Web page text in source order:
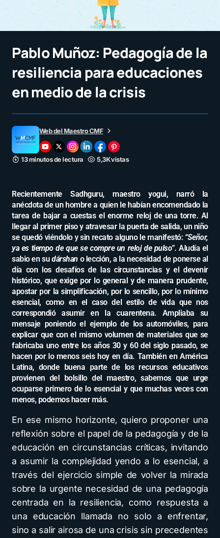
Pablo Muñoz: Pedagogía de la
resiliencia para educaciones
en medio de la crisis
Web del Maestro CMF
13 minutos de lectura 5,3K vistas
Recientemente Sadhguru, maestro yogui, narró la
anécdota de un hombre a quien le habían encomendado la
tarea de bajar a cuestas el enorme reloj de una torre. Al
llegar al primer piso y atravesar la puerta de salida, un niño
se quedó viéndolo y sin recato alguno le manifestó: “Señor,
ya es tiempo de que se compre un reloj de pulso”. Aludía el
sabio en sudárshan o lección, a la necesidad de ponerse al
día con los desafíos de las circunstancias y el devenir
histórico, que exige por lo general y de manera prudente,
apostar por la simplificación, por lo sencillo, por lo mínimo
esencial, como en el caso del estilo de vida que nos
correspondió asumir en la cuarentena. Ampliaba su
mensaje poniendo el ejemplo de los automóviles, para
explicar que con el mismo volumen de materiales que se
fabricaba uno entre los años 30 y 60 del siglo pasado, se
hacen por lo menos seis hoy en día. También en América
Latina, donde buena parte de los recursos educativos
provienen del bolsillo del maestro, sabemos que urge
ocuparse primero de lo esencial y que muchas veces con
menos, podemos hacer más.
En ese mismo horizonte, quiero proponer una
reflexión sobre el papel de la pedagogía y de la
educación en circunstancias críticas, invitando
a asumir la complejidad yendo a lo esencial, a
través del ejercicio simple de volver la mirada
sobre la urgente necesidad de una pedagogía
centrada en la resiliencia, como respuesta a
una educación llamada no solo a enfrentar,
sino a salir airosa de una crisis sin precedentes